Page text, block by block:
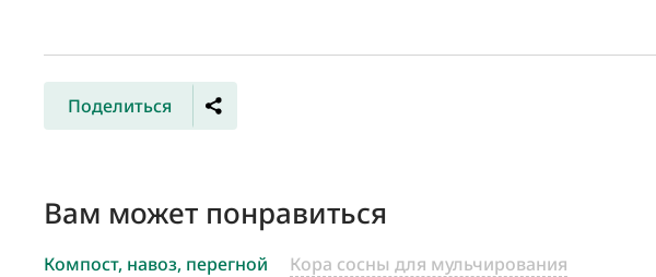
Поделиться
Вам может понравиться
Компост, навоз, перегной Кора сосны для мульчирования